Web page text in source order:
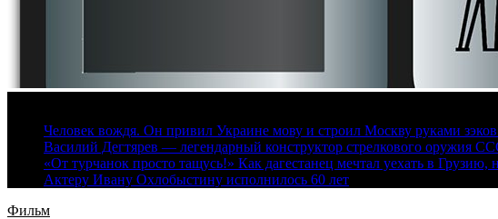
Человек вождя. Он привил Украине мову и строил Москву руками
Василий Дегтярев — легендарный конструктор стрелкового оружия
«От турчанок просто тащусь!» Как дагестанец мечтал уехать в
Актеру Ивану Охлобыстину исполнилось 60 лет
Фильм